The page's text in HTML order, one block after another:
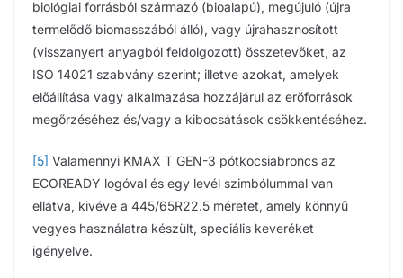
biológiai forrásból származó (bioalapú), megújuló (újra
termelődő biomasszából álló), vagy újrahasznosított
(visszanyert anyagból feldolgozott) összetevőket, az
ISO 14021 szabvány szerint; illetve azokat, amelyek
előállítása vagy alkalmazása hozzájárul az erőforrások
megőrzéséhez és/vagy a kibocsátások csökkentéséhez.
[5] Valamennyi KMAX T GEN-3 pótkocsiabroncs az
ECOREADY logóval és egy levél szimbólummal van
ellátva, kivéve a 445/65R22.5 méretet, amely könnyű
vegyes használatra készült, speciális keveréket
igényelve.